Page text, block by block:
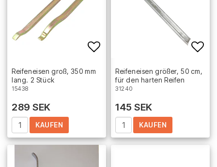
Add to list of favorites
Reifeneisen groß, 350 mm
lang. 2 Stück
15438
289 SEK
KAUFEN
Reifeneisen größer, 50 cm,
für den harten Reifen
31240
145 SEK
KAUFEN